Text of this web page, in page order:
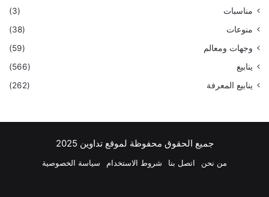
مناسبات
(3)
منوعات
(38)
وجهات ومعالم
(59)
ينابيع
(566)
ينابيع المعرفة
(262)
جميع الحقوق محفوظة لموقع تداوين 2025
من نحن اتصل بنا شروط الاستخدام سياسة الخصوصية